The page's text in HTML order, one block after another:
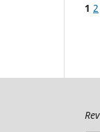
1 2